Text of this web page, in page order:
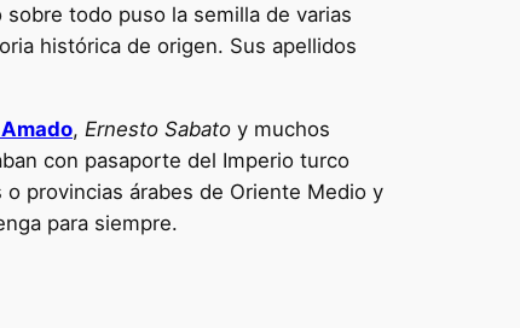
sobre todo puso la semilla de varias
histórica de origen. Sus apellidos
, Ernesto Sabato y muchos
con pasaporte del Imperio turco
provincias árabes de Oriente Medio y
para siempre.